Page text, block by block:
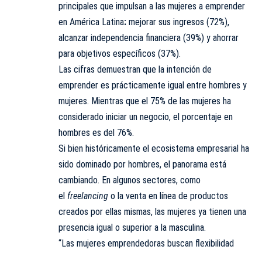
principales que impulsan a las mujeres a emprender
en América Latina: mejorar sus ingresos (72%),
alcanzar independencia financiera (39%) y ahorrar
para objetivos específicos (37%).
Las cifras demuestran que la intención de
emprender es prácticamente igual entre hombres y
mujeres. Mientras que el 75% de las mujeres ha
considerado iniciar un negocio, el porcentaje en
hombres es del 76%.
Si bien históricamente el ecosistema empresarial ha
sido dominado por hombres, el panorama está
cambiando. En algunos sectores, como
el freelancing o la venta en línea de productos
creados por ellas mismas, las mujeres ya tienen una
presencia igual o superior a la masculina.
“Las mujeres emprendedoras buscan flexibilidad